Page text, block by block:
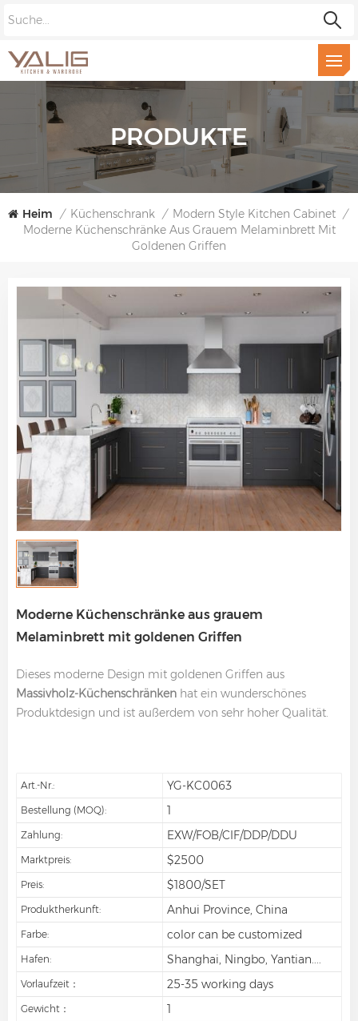
PRODUKTE
Heim / Küchenschrank / Modern Style Kitchen Cabinet /
Moderne Küchenschränke Aus Grauem Melaminbrett Mit
Goldenen Griffen
Moderne Küchenschränke aus grauem
Melaminbrett mit goldenen Griffen
Dieses moderne Design mit goldenen Griffen aus
Massivholz-Küchenschränken hat ein wunderschönes
Produktdesign und ist außerdem von sehr hoher Qualität.
Art.-Nr.: YG-KC0063
Bestellung (MOQ): 1
Zahlung: EXW/FOB/CIF/DDP/DDU
Marktpreis: $2500
Preis: $1800/SET
Produktherkunft: Anhui Province, China
Farbe: color can be customized
Hafen: Shanghai, Ningbo, Yantian....
Vorlaufzeit： 25-35 working days
Gewicht： 1